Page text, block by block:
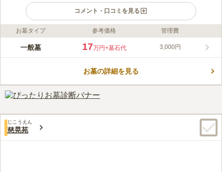
コメント・口コミを見る
ライフドット編集部のコメント
賢徳寺が管理・運営を行っている「モニュメント葬型永代墓」で
みが可能なので、終活をお考えの方にピッタリです。 ご家族や
駐車場を完備しており、旧福野町や旧福光町の中心街から車で約
10分の好立地です。
口コミ評価
お墓タイプ 参考価格 管理費
一般墓 17万円+墓石代 3,000円
お墓の詳細を見る
じこうえん
慈晃苑